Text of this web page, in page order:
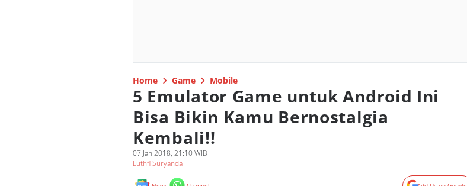
Home Game Mobile
5 Emulator Game untuk Android Ini
Bisa Bikin Kamu Bernostalgia
Kembali!!
07 Jan 2018, 21:10 WIB
Luthfi Suryanda